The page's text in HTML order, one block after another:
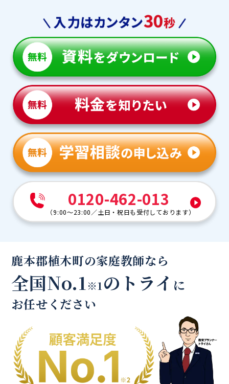
0120-462-013
（9:00～23:00／土日・祝日も受付しております）
鹿本郡植木町の家庭教師なら
全国No.1※1のトライ に
お任せください